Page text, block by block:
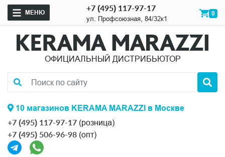
МЕНЮ +7 (495) 117-97-17
ул. Профсоюзная, 84/32к1
0
ОФИЦИАЛЬНЫЙ ДИСТРИБЬЮТОР
10 магазинов KERAMA MARAZZI в Москве
+7 (495) 117-97-17 (розница)
+7 (495) 506-96-98 (опт)